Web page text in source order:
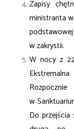
Zapisy
ministranta
w zakrystii.
W nocy z
w
Do